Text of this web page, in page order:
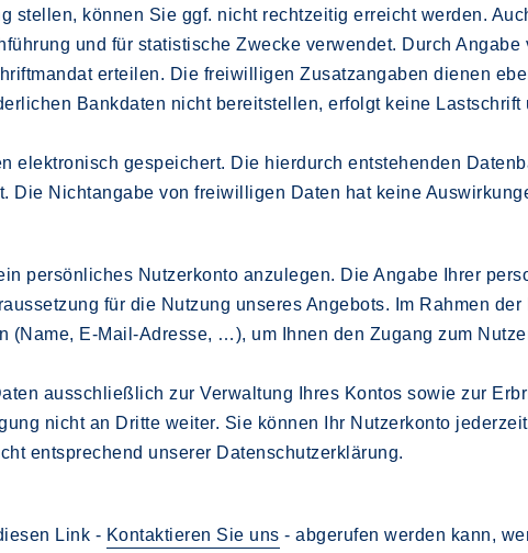
stellen, können Sie ggf. nicht rechtzeitig erreicht werden.
und für statistische Zwecke verwendet. Durch Angabe
erteilen. Die freiwilligen Zusatzangaben dienen
Bankdaten nicht bereitstellen, erfolgt keine
elektronisch gespeichert. Die hierdurch entstehenden
Die Nichtangabe von freiwilligen Daten hat keine
persönliches Nutzerkonto anzulegen. Die Angabe Ihrer
für die Nutzung unseres Angebots. Im Rahmen
(Name, E-Mail-Adresse, …), um Ihnen den Zugang zum
ausschließlich zur Verwaltung Ihres Kontos sowie zur
nicht an Dritte weiter. Sie können Ihr Nutzerkonto
entsprechend unserer Datenschutzerklärung.
Link - Kontaktieren Sie uns - abgerufen werden kann,